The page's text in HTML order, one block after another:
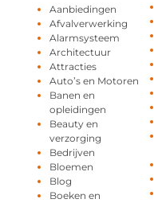
Aanbiedingen
Afvalverwerking
Alarmsysteem
Architectuur
Attracties
Auto’s en Motoren
Banen en
opleidingen
Beauty en
verzorging
Bedrijven
Bloemen
Blog
Boeken en